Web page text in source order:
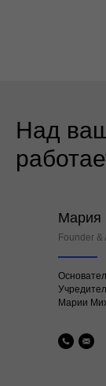
Над
Мария
Founder &
Марии